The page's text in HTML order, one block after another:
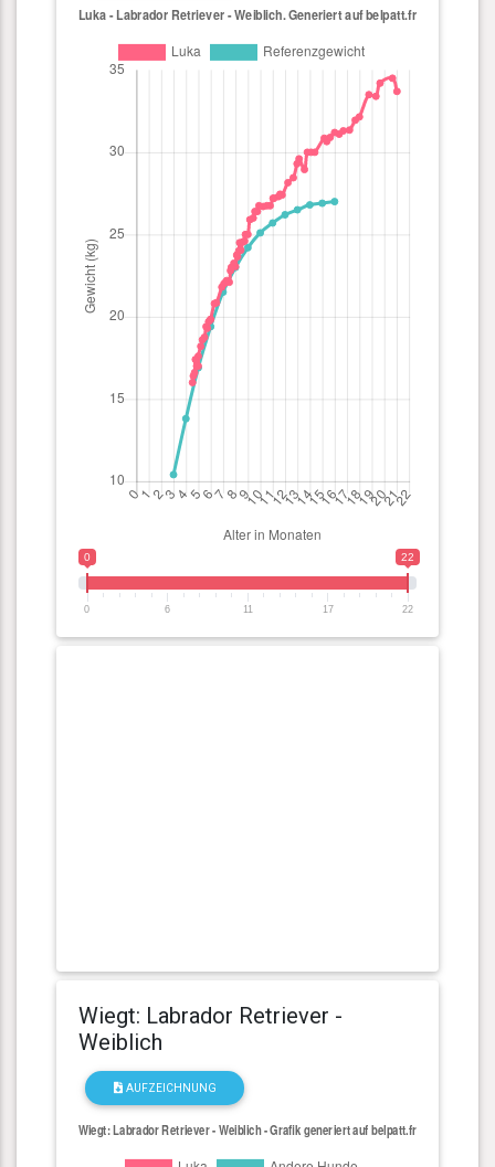
0 22
0 6 11 17 22
Wiegt: Labrador Retriever -
Weiblich
AUFZEICHNUNG